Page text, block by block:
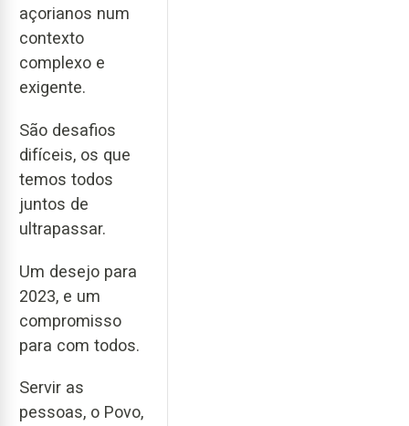
açorianos num
contexto
complexo e
exigente.
São desafios
difíceis, os que
temos todos
juntos de
ultrapassar.
Um desejo para
2023, e um
compromisso
para com todos.
Servir as
pessoas, o Povo,